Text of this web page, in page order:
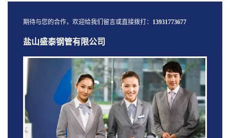
期待与您的合作，欢迎给我们留言或直接拨打： 13931773677
盐山盛泰钢管有限公司